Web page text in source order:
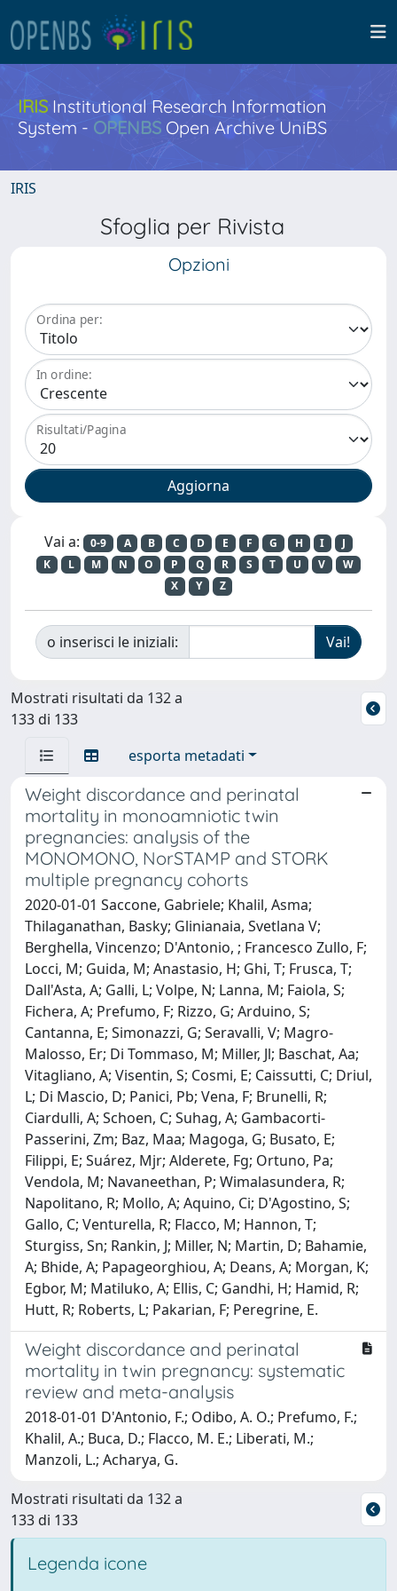
IRISInstitutional Research Information
System - OPENBS Open Archive UniBS
IRIS
Sfoglia per Rivista
Opzioni
Ordina per:
In ordine:
Risultati/Pagina
Vai a: 0-9 A B C D E F G H I
J
K
L M N O P Q R S T U V
W
X
Y Z
o inserisci le iniziali:
Mostrati risultati da 132 a
133 di 133
esporta metadati
Weight discordance and perinatal
mortality in monoamniotic twin
pregnancies: analysis of the
MONOMONO, NorSTAMP and STORK
multiple pregnancy cohorts
2020-01-01 Saccone, Gabriele; Khalil, Asma;
Thilaganathan, Basky; Glinianaia, Svetlana V;
Berghella, Vincenzo; D'Antonio, ; Francesco Zullo, F;
Locci, M; Guida, M; Anastasio, H; Ghi, T; Frusca, T;
Dall'Asta, A; Galli, L; Volpe, N; Lanna, M; Faiola, S;
Fichera, A; Prefumo, F; Rizzo, G; Arduino, S;
Cantanna, E; Simonazzi, G; Seravalli, V; Magro-
Malosso, Er; Di Tommaso, M; Miller, Jl; Baschat, Aa;
Vitagliano, A; Visentin, S; Cosmi, E; Caissutti, C; Driul,
L; Di Mascio, D; Panici, Pb; Vena, F; Brunelli, R;
Ciardulli, A; Schoen, C; Suhag, A; Gambacorti-
Passerini, Zm; Baz, Maa; Magoga, G; Busato, E;
Filippi, E; Suárez, Mjr; Alderete, Fg; Ortuno, Pa;
Vendola, M; Navaneethan, P; Wimalasundera, R;
Napolitano, R; Mollo, A; Aquino, Ci; D'Agostino, S;
Gallo, C; Venturella, R; Flacco, M; Hannon, T;
Sturgiss, Sn; Rankin, J; Miller, N; Martin, D; Bahamie,
A; Bhide, A; Papageorghiou, A; Deans, A; Morgan, K;
Egbor, M; Matiluko, A; Ellis, C; Gandhi, H; Hamid, R;
Hutt, R; Roberts, L; Pakarian, F; Peregrine, E.
Weight discordance and perinatal
mortality in twin pregnancy: systematic
review and meta-analysis
2018-01-01 D'Antonio, F.; Odibo, A. O.; Prefumo, F.;
Khalil, A.; Buca, D.; Flacco, M. E.; Liberati, M.;
Manzoli, L.; Acharya, G.
Mostrati risultati da 132 a
133 di 133
Legenda icone